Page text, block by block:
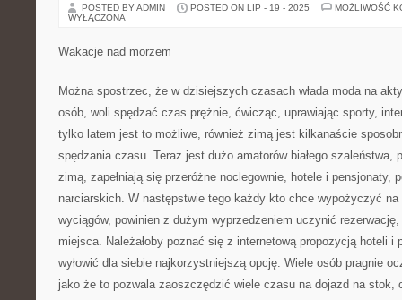
POSTED BY ADMIN POSTED ON LIP - 19 - 2025
MOŻLIWOŚĆ
WYŁĄCZONA
Wakacje nad morzem
Można spostrzec, że w dzisiejszych czasach włada moda na
osób, woli spędzać czas prężnie, ćwicząc, uprawiając sporty,
tylko latem jest to możliwe, również zimą jest kilkanaście
spędzania czasu. Teraz jest dużo amatorów białego szaleństwa,
zimą, zapełniają się przeróżne noclegownie, hotele i pensjonaty,
narciarskich. W następstwie tego każdy kto chce wypożyczyć na
wyciągów, powinien z dużym wyprzedzeniem uczynić rezerwację,
miejsca. Należałoby poznać się z internetową propozycją hoteli i
wyłowić dla siebie najkorzystniejszą opcję. Wiele osób pragnie
jako że to pozwala zaoszczędzić wiele czasu na dojazd na stok,